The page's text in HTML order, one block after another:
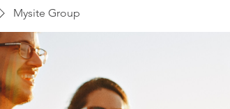
Mysite Group